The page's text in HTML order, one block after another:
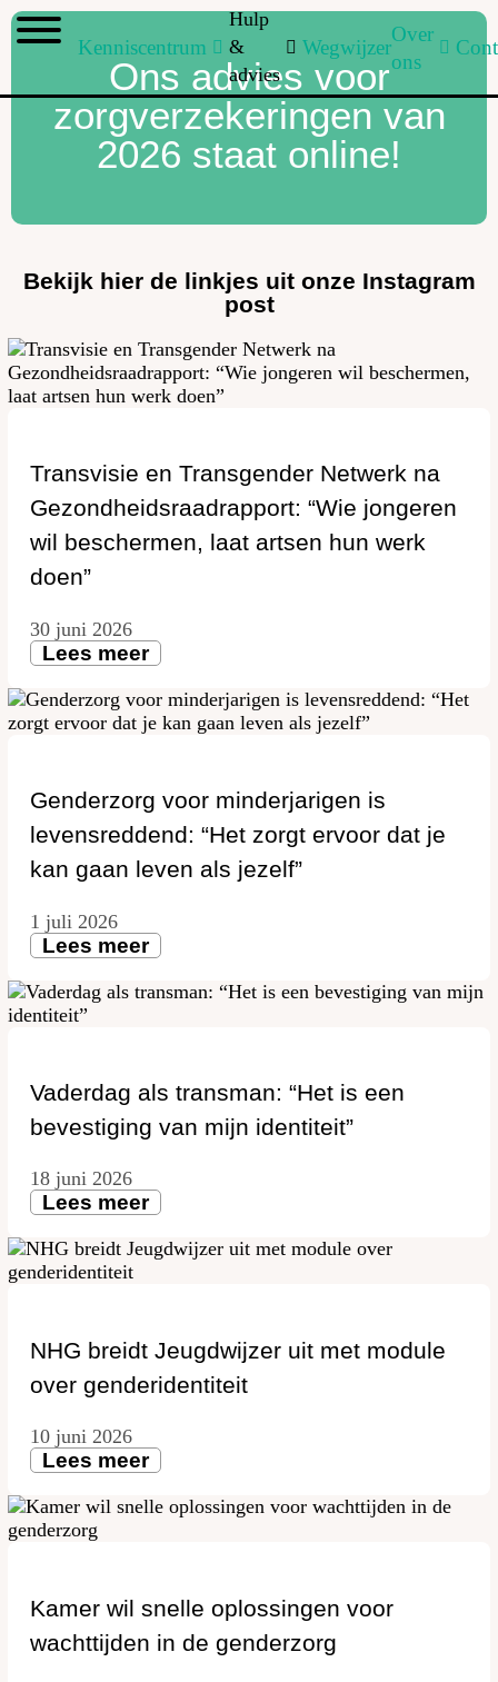
Kenniscentrum
Hulp
&
advies
Wegwijzer
Over
ons
Ons advies voor
zorgverzekeringen van
2026 staat online!
Bekijk hier de linkjes uit onze Instagram
post
Transvisie en Transgender Netwerk na
Gezondheidsraadrapport: “Wie jongeren
wil beschermen, laat artsen hun werk
doen”
30 juni 2026
Lees meer
Genderzorg voor minderjarigen is
levensreddend: “Het zorgt ervoor dat je
kan gaan leven als jezelf”
1 juli 2026
Lees meer
Vaderdag als transman: “Het is een
bevestiging van mijn identiteit”
18 juni 2026
Lees meer
NHG breidt Jeugdwijzer uit met module
over genderidentiteit
10 juni 2026
Lees meer
Kamer wil snelle oplossingen voor
wachttijden in de genderzorg